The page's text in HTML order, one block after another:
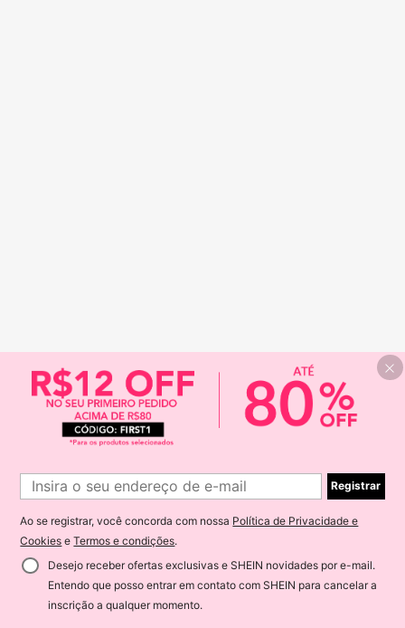
Registrar
Ao se registrar, você concorda com nossa Política de Privacidade e
Cookies eTermos e condições.
Desejo receber ofertas exclusivas e SHEIN novidades por e-mail.
Entendo que posso entrar em contato com SHEIN para cancelar a
inscrição a qualquer momento.